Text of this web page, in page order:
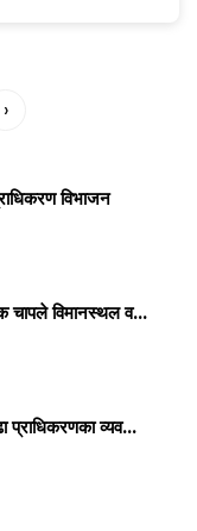
›
विभाजन
चापले विमानस्थल व...
प्राधिकरणका व्यव...